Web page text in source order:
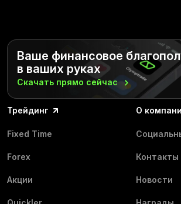
Ваше финансовое
в ваших руках
Скачать прямо сейчас
Трейдинг
Fixed Time
Forex
Акции
О
Контакты
Новости